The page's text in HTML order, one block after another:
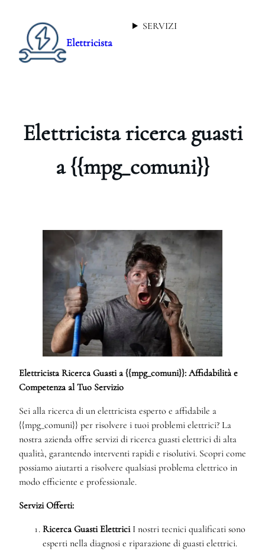
Elettricista
SERVIZI
Elettricista ricerca guasti
a {{mpg_comuni}}
Elettricista Ricerca Guasti a {{mpg_comuni}}: Affidabilità e
Competenza al Tuo Servizio
Sei alla ricerca di un elettricista esperto e affidabile a
{{mpg_comuni}} per risolvere i tuoi problemi elettrici? La
nostra azienda offre servizi di ricerca guasti elettrici di alta
qualità, garantendo interventi rapidi e risolutivi. Scopri come
possiamo aiutarti a risolvere qualsiasi problema elettrico in
modo efficiente e professionale.
Servizi Offerti:
Ricerca Guasti ElettriciI nostri tecnici qualificati sono
esperti nella diagnosi e riparazione di guasti elettrici.